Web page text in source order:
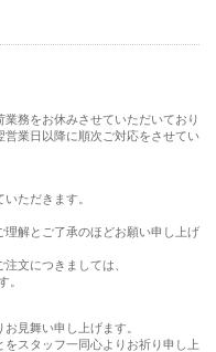
務をお休みさせていただいており
営業日以降に順次ご対応をさせてい
ただきます。
解とご了承のほどお願い申し上げ
文につきましては、
。
見舞い申し上げます。
スタッフ一同心よりお祈り申し上